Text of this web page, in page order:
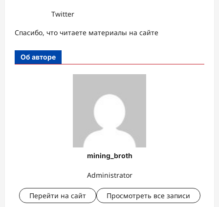
Twitter
Спасибо, что читаете материалы на сайте
Об авторе
mining_broth
Administrator
Перейти на сайт Просмотреть все записи